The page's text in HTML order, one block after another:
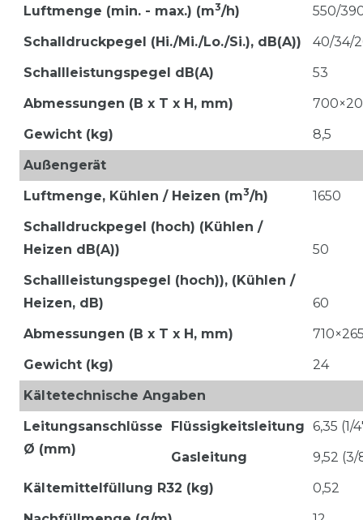
Luftmenge (min. - max.) (m3/h)
550/
Schalldruckpegel (Hi./Mi./Lo./Si.), dB(A))
40/34/
Schallleistungspegel dB(A)
53
Abmessungen (B x T x H, mm)
Gewicht (kg)
8,5
Außengerät
Luftmenge, Kühlen / Heizen (m3/h)
1650
Schalldruckpegel (hoch) (Kühlen /
Heizen dB(A))
50
Schallleistungspegel (hoch)), (Kühlen /
Heizen, dB)
60
Abmessungen (B x T x H, mm)
Gewicht (kg)
24
Kältetechnische Angaben
Leitungsanschlüsse
Ø (mm)
Flüssigkeitsleitung 6,35 (1/
Gasleitung
9,52 (3/
Kältemittelfüllung R32 (kg)
0,52